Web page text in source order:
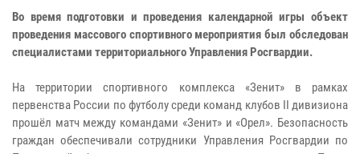
Во время подготовки и проведения календарной игры объект
проведения массового спортивного мероприятия был обследован
специалистами территориального Управления Росгвардии.
На территории спортивного комплекса «Зенит» в рамках
первенства России по футболу среди команд клубов II дивизиона
прошёл матч между командами «Зенит» и «Орел». Безопасность
граждан обеспечивали сотрудники Управления Росгвардии по